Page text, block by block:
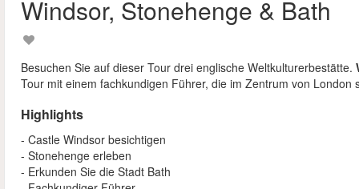
Windsor, Stonehenge & Bath
Besuchen Sie auf dieser Tour drei englische Weltkulturerbestätte.
Tour mit einem fachkundigen Führer, die im Zentrum von London
Highlights
- Castle Windsor besichtigen
- Stonehenge erleben
- Erkunden Sie die Stadt Bath